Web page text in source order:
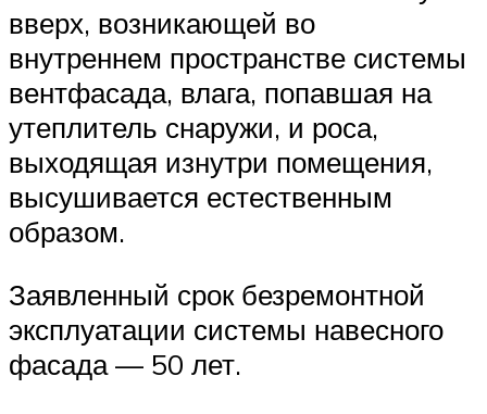
вверх, возникающей во
внутреннем пространстве системы
вентфасада, влага, попавшая на
утеплитель снаружи, и роса,
выходящая изнутри помещения,
высушивается естественным
образом.
Заявленный срок безремонтной
эксплуатации системы навесного
фасада — 50 лет.